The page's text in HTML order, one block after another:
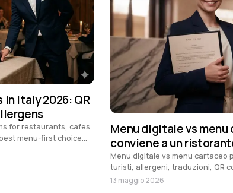
Italy 2026: QR
for restaurants, cafes
menu-first choice
Menu digitale vs
conviene a un
Menu digitale vs menu cartaceo
turisti, allergeni, traduzioni, QR
13 maggio 2026